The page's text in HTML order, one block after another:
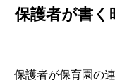
保護者が書
保護者が保育園の